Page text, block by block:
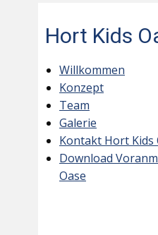
Hort Kids
Willkommen
Konzept
Team
Galerie
Kontakt Hort Kids
Download
Oase